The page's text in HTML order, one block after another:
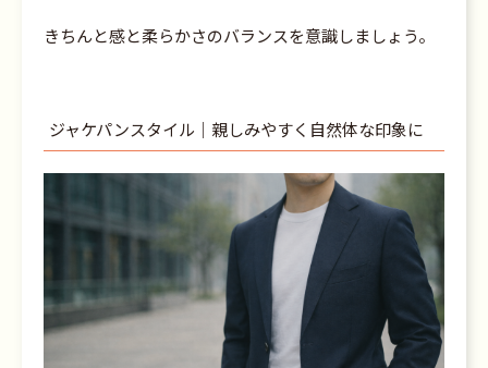
きちんと感と柔らかさのバランスを意識しましょう。
ジャケパンスタイル｜親しみやすく自然体な印象に